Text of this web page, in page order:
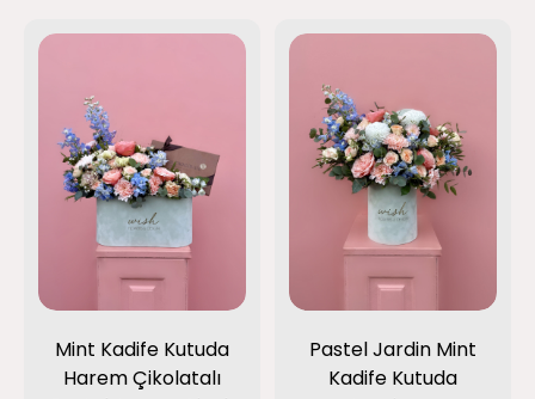
Mint Kadife Kutuda
Harem Çikolatalı
Pastel Jardin Mint
Kadife Kutuda